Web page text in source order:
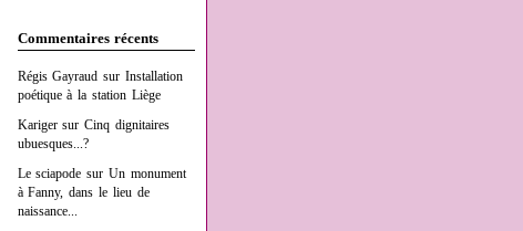
Commentaires récents
Régis Gayraud surInstallation
poétique à la station Liège
KarigersurCinq dignitaires
ubuesques...?
Le sciapode surUn monument
à Fanny, dans le lieu de
naissance...